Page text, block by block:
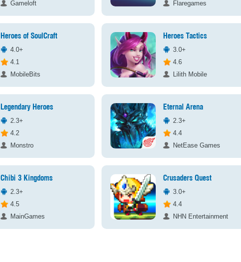
Gameloft
Flaregames
Heroes of SoulCraft
4.0+
4.1
MobileBits
Heroes Tactics
3.0+
4.6
Lilith Mobile
Legendary Heroes
2.3+
4.2
Monstro
Eternal Arena
2.3+
4.4
NetEase Games
Chibi 3 Kingdoms
2.3+
4.5
MainGames
Crusaders Quest
3.0+
4.4
NHN Entertainment